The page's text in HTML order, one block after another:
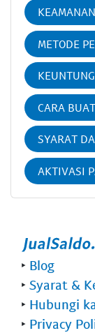
METODE
CARA
SYARAT
AKTIVASI
‣ Blog
‣ Syarat &
‣ Hubungi
‣ Privacy